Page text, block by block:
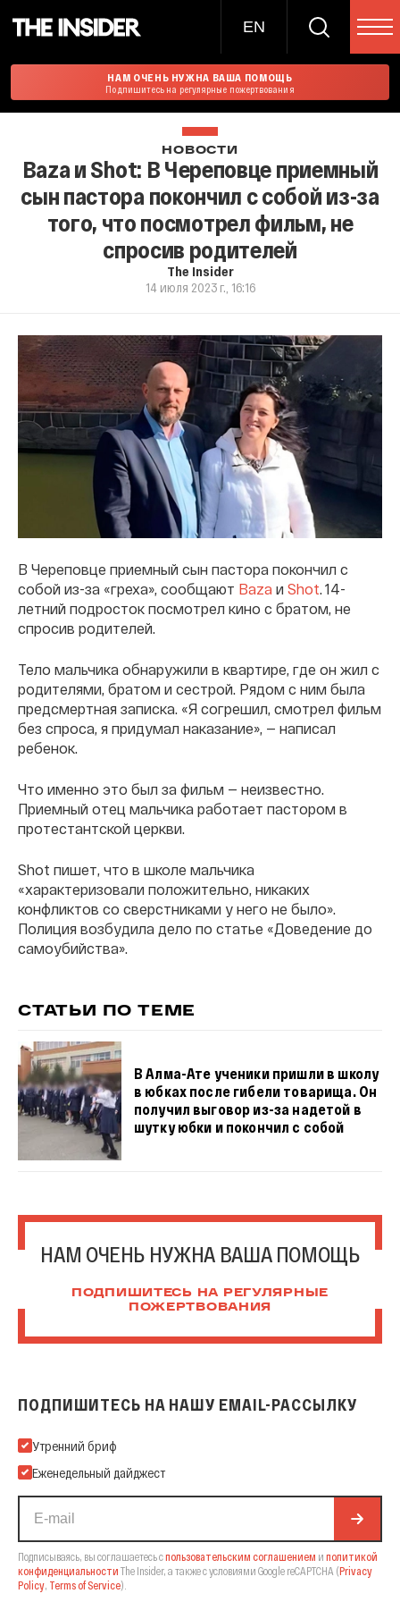
EN
НАМ ОЧЕНЬ НУЖНА ВАША ПОМОЩЬ
Подпишитесь на регулярные пожертвования
НОВОСТИ
Baza и Shot: В Череповце приемный
сын пастора покончил с собой из-за
того, что посмотрел фильм, не
спросив родителей
The Insider
14 июля 2023 г., 16:16
В Череповце приемный сын пастора покончил с
собой из-за «греха», сообщают Baza и Shot. 14-
летний подросток посмотрел кино с братом, не
спросив родителей.
Тело мальчика обнаружили в квартире, где он жил с
родителями, братом и сестрой. Рядом с ним была
предсмертная записка. «Я согрешил, смотрел фильм
без спроса, я придумал наказание», — написал
ребенок.
Что именно это был за фильм — неизвестно.
Приемный отец мальчика работает пастором в
протестантской церкви.
Shot пишет, что в школе мальчика
«характеризовали положительно, никаких
конфликтов со сверстниками у него не было».
Полиция возбудила дело по статье «Доведение до
самоубийства».
СТАТЬИ ПО ТЕМЕ
В Алма-Ате ученики пришли в школу
в юбках после гибели товарища. Он
получил выговор из-за надетой в
шутку юбки и покончил с собой
НАМ ОЧЕНЬ НУЖНА ВАША ПОМОЩЬ
ПОДПИШИТЕСЬ НА РЕГУЛЯРНЫЕ
ПОЖЕРТВОВАНИЯ
ПОДПИШИТЕСЬ НА НАШУ EMAIL-РАССЫЛКУ
Подпишитесь на нашу Email-рассылку
Утренний бриф
Еженедельный дайджест
Подписываясь, вы соглашаетесь спользовательским соглашением и политикой
конфиденциальности The Insider, а также с условиями Google reCAPTCHA (Privacy
Policy, Terms of Service).